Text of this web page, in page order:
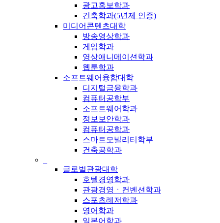
광고홍보학과
건축학과(5년제 인증)
미디어콘텐츠대학
방송영상학과
게임학과
영상애니메이션학과
웹툰학과
소프트웨어융합대학
디지털금융학과
컴퓨터공학부
소프트웨어학과
정보보안학과
컴퓨터공학과
스마트모빌리티학부
건축공학과
글로벌관광대학
호텔경영학과
관광경영ㆍ컨벤션학과
스포츠레저학과
영어학과
일본어학과